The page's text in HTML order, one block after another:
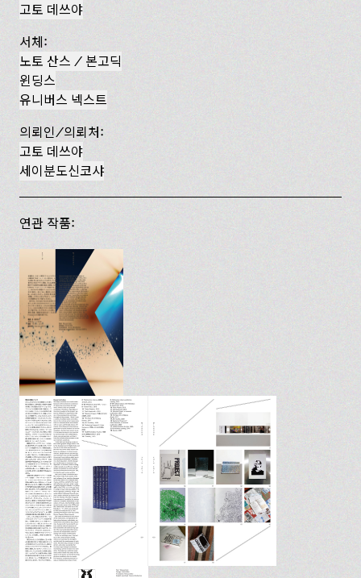
고토 데쓰야
서체:
노토 산스 / 본고딕
윈딩스
유니버스 넥스트
의뢰인/의뢰처:
고토 데쓰야
세이분도신코샤
연관 작품: